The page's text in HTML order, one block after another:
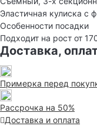
Эластичная кулиска с
Особенности посадки
Подходит на рост от
Доставка,
Примерка перед
Рассрочка на 50%
Доставка и оплата